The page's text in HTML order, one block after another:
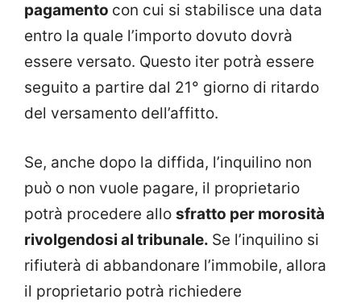
pagamento con cui si stabilisce una data
entro la quale l’importo dovuto dovrà
essere versato. Questo iter potrà essere
seguito a partire dal 21° giorno di ritardo
del versamento dell’affitto.
Se, anche dopo la diffida, l’inquilino non
può o non vuole pagare, il proprietario
potrà procedere allo sfratto per morosità
rivolgendosi al tribunale. Se l’inquilino si
rifiuterà di abbandonare l’immobile, allora
il proprietario potrà richiedere